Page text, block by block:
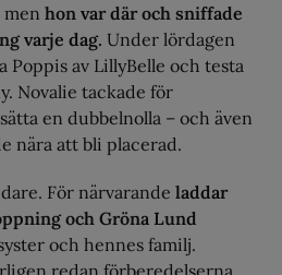
hon var där och sniffade
varje dag. Under lördagen
Poppis av LillyBelle och testa
Novalie tackade för
en dubbelnolla – och även
nära att bli placerad.
För närvarande laddar
och Gröna Lund
och hennes familj.